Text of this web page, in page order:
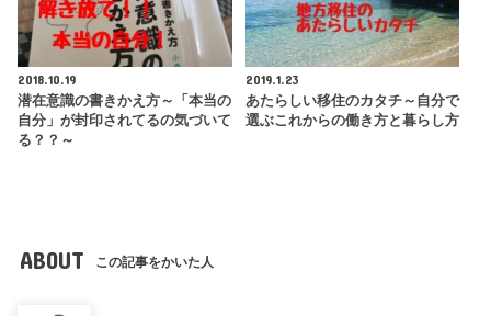
2018.10.19
潜在意識の書きかえ方～「本当の
自分」が封印されてるの気づいて
る？？～
2019.1.23
あたらしい移住のカタチ～自分で
選ぶこれからの働き方と暮らし方
ABOUT この記事をかいた人